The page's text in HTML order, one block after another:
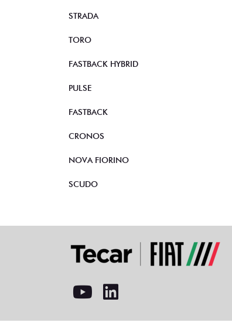
STRADA
TORO
FASTBACK HYBRID
PULSE
FASTBACK
CRONOS
NOVA FIORINO
SCUDO